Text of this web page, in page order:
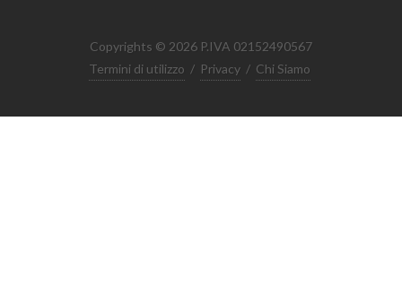
Copyrights © 2026 P.IVA 02152490567
Termini di utilizzo / Privacy / Chi Siamo